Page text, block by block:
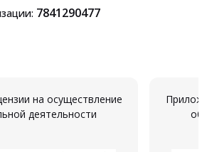
7841290477
на осуществление
деятельности